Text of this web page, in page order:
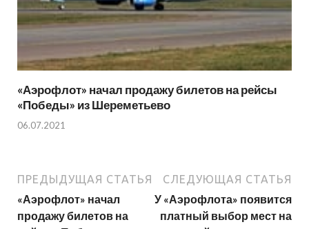
«Аэрофлот» начал продажу билетов на рейсы
«Победы» из Шереметьево
06.07.2021
ПРЕДЫДУЩАЯ СТАТЬЯ
«Аэрофлот» начал
продажу билетов на
СЛЕДУЮЩАЯ СТАТЬЯ
У «Аэрофлота» появится
платный выбор мест на